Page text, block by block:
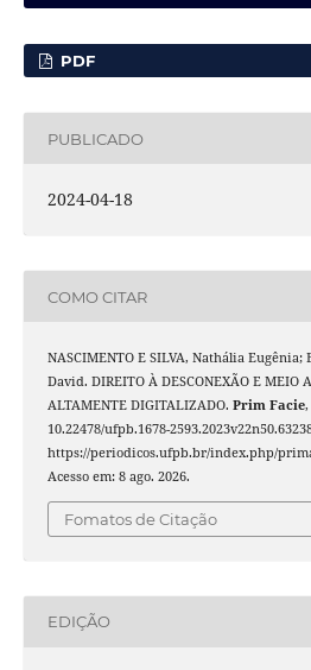
PDF
PUBLICADO
2024-04-18
COMO CITAR
NASCIMENTO E SILVA, Nathália Eugênia;
David. DIREITO À DESCONEXÃO E MEIO
ALTAMENTE DIGITALIZADO. Prim Facie,
10.22478/ufpb.1678-
https://periodicos.ufpb.br/index.php/
Acesso em: 8 ago. 2026.
Fomatos de Citação
EDIÇÃO